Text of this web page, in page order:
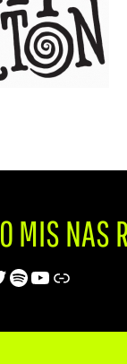
MIS NAS
Spotify
Youtube
Trip Advisor